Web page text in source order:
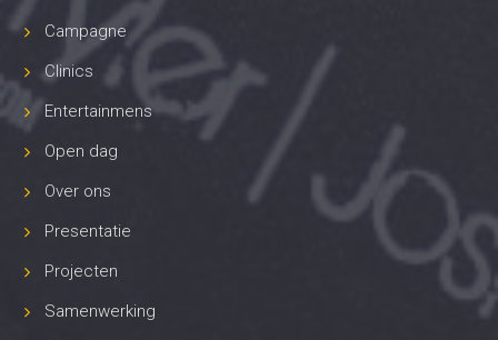
Campagne
Clinics
Entertainmens
Open dag
Over ons
Presentatie
Projecten
Samenwerking